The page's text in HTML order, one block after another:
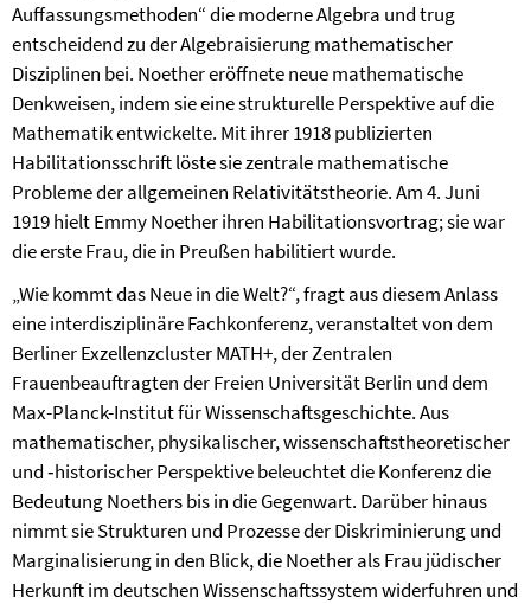
Auffassungsmethoden“ die moderne Algebra und trug
entscheidend zu der Algebraisierung mathematischer
Disziplinen bei. Noether eröffnete neue mathematische
Denkweisen, indem sie eine strukturelle Perspektive auf die
Mathematik entwickelte. Mit ihrer 1918 publizierten
Habilitationsschrift löste sie zentrale mathematische
Probleme der allgemeinen Relativitätstheorie. Am 4. Juni
1919 hielt Emmy Noether ihren Habilitationsvortrag; sie war
die erste Frau, die in Preußen habilitiert wurde.
„Wie kommt das Neue in die Welt?“, fragt aus diesem Anlass
eine interdisziplinäre Fachkonferenz, veranstaltet von dem
Berliner Exzellenzcluster MATH+, der Zentralen
Frauenbeauftragten der Freien Universität Berlin und dem
Max-Planck-Institut für Wissenschaftsgeschichte. Aus
mathematischer, physikalischer, wissenschaftstheoretischer
und ‑historischer Perspektive beleuchtet die Konferenz die
Bedeutung Noethers bis in die Gegenwart. Darüber hinaus
nimmt sie Strukturen und Prozesse der Diskriminierung und
Marginalisierung in den Blick, die Noether als Frau jüdischer
Herkunft im deutschen Wissenschaftssystem widerfuhren und